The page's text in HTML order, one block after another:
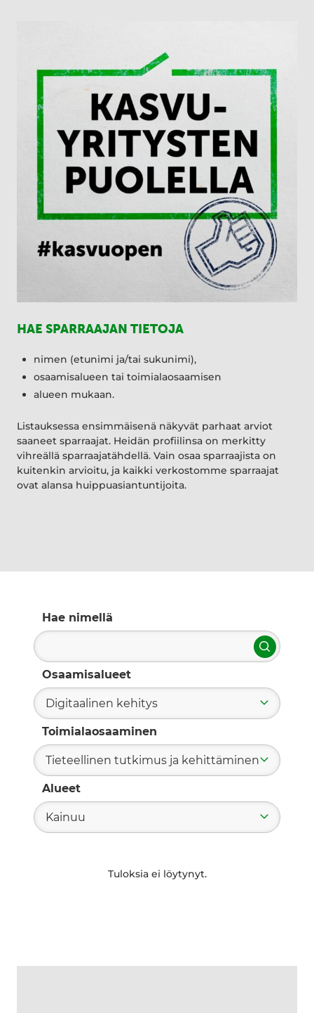
HAE SPARRAAJAN TIETOJA
nimen (etunimi ja/tai sukunimi),
osaamisalueen tai toimialaosaamisen
alueen mukaan.
Listauksessa ensimmäisenä näkyvät parhaat arviot
saaneet sparraajat. Heidän profiilinsa on merkitty
vihreällä sparraajatähdellä. Vain osaa sparraajista on
kuitenkin arvioitu, ja kaikki verkostomme sparraajat
ovat alansa huippuasiantuntijoita.
Hae nimellä
Hae
Osaamisalueet
Digitaalinen kehitys
Toimialaosaaminen
Tieteellinen tutkimus ja kehittäminen
Alueet
Kainuu
Tuloksia ei löytynyt.